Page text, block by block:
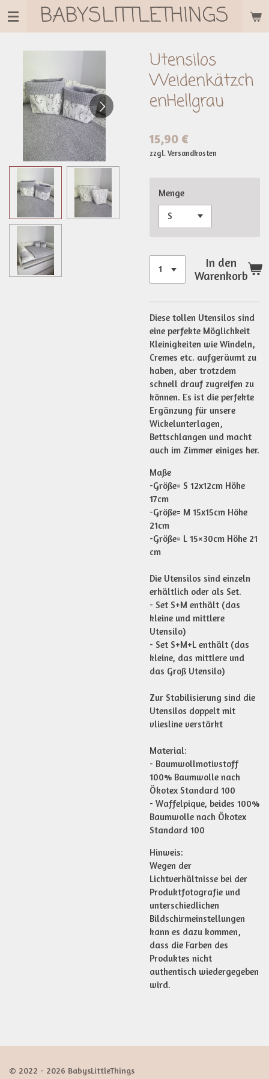
Zum
HauptinhaltBABYSLITTLETHINGS
Utensilos
Weidenkätzch
enHellgrau
15,90 €
zzgl. Versandkosten
Menge
In den
Warenkorb
Diese tollen Utensilos sind
eine perfekte Möglichkeit
Kleinigkeiten wie Windeln,
Cremes etc. aufgeräumt zu
haben, aber trotzdem
schnell drauf zugreifen zu
können. Es ist die perfekte
Ergänzung für unsere
Wickelunterlagen,
Bettschlangen und macht
auch im Zimmer einiges her.
Maße
-Größe= S 12x12cm Höhe
17cm
-Größe= M 15x15cm Höhe
21cm
-Größe= L 15×30cm Höhe 21
cm
Die Utensilos sind einzeln
erhältlich oder als Set.
- Set S+M enthält (das
kleine und mittlere
Utensilo)
- Set S+M+L enthält (das
kleine, das mittlere und
das Groß Utensilo)
Zur Stabilisierung sind die
Utensilos doppelt mit
vliesline verstärkt
Material:
- Baumwollmotivstoff
100% Baumwolle nach
Ökotex Standard 100
- Waffelpique, beides 100%
Baumwolle nach Ökotex
Standard 100
Hinweis:
Wegen der
Lichtverhältnisse bei der
Produktfotografie und
unterschiedlichen
Bildschirmeinstellungen
kann es dazu kommen,
dass die Farben des
Produktes nicht
authentisch wiedergegeben
wird.
© 2022 - 2026 BabysLittleThings